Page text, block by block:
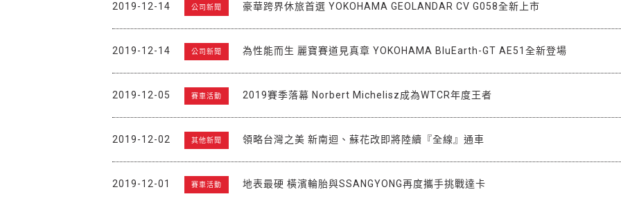
2019-12-14 公司新聞 豪華跨界休旅首選 YOKOHAMA GEOLANDAR CV G058全新上市
2019-12-14 公司新聞 為性能而生 麗寶賽道見真章 YOKOHAMA BluEarth-GT AE51全新登場
2019-12-05 賽車活動 2019賽季落幕 Norbert Michelisz成為WTCR年度王者
2019-12-02 其他新聞 領略台灣之美 新南迴、蘇花改即將陸續『全線』通車
2019-12-01 賽車活動 地表最硬 橫濱輪胎與SSANGYONG再度攜手挑戰達卡